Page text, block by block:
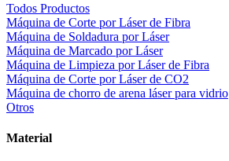
Todos Productos
Máquina de Corte por Láser de Fibra
Máquina de Soldadura por Láser
Máquina de Marcado por Láser
Máquina de Limpieza por Láser de Fibra
Máquina de Corte por Láser de CO2
Máquina de chorro de arena láser para vidrio
Otros
Material